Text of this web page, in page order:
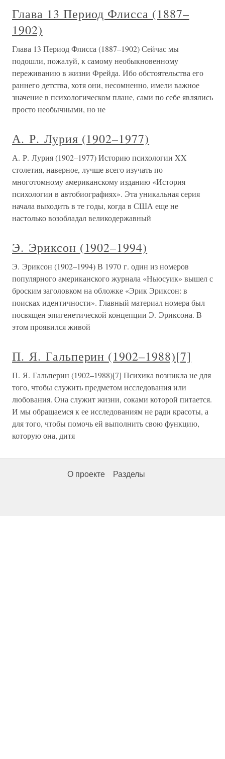
Глава 13 Период Флисса (1887–
1902)
Глава 13 Период Флисса (1887–1902) Сейчас мы
подошли, пожалуй, к самому необыкновенному
переживанию в жизни Фрейда. Ибо обстоятельства его
раннего детства, хотя они, несомненно, имели важное
значение в психологическом плане, сами по себе являлись
просто необычными, но не
А. Р. Лурия (1902–1977)
А. Р. Лурия (1902–1977) Историю психологии XX
столетия, наверное, лучше всего изучать по
многотомному американскому изданию «История
психологии в автобиографиях». Эта уникальная серия
начала выходить в те годы, когда в США еще не
настолько возобладал великодержавный
Э. Эриксон (1902–1994)
Э. Эриксон (1902–1994) В 1970 г. один из номеров
популярного американского журнала «Ньюсуик» вышел с
броским заголовком на обложке «Эрик Эриксон: в
поисках идентичности». Главный материал номера был
посвящен эпигенетической концепции Э. Эриксона. В
этом проявился живой
П. Я. Гальперин (1902–1988)[7]
П. Я. Гальперин (1902–1988)[7] Психика возникла не для
того, чтобы служить предметом исследования или
любования. Она служит жизни, соками которой питается.
И мы обращаемся к ее исследованиям не ради красоты, а
для того, чтобы помочь ей выполнить свою функцию,
которую она, дитя
О проекте Разделы